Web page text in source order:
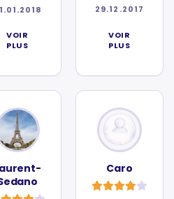
VOIR
PLUS
29.12.2017
VOIR
PLUS
Caro